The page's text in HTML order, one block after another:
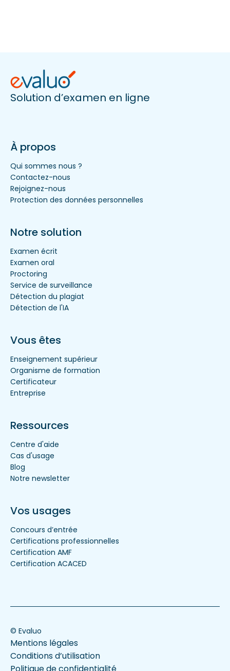
Solution d’examen en ligne
À propos
Qui sommes nous ?
Contactez-nous
Rejoignez-nous
Protection des données personnelles
Notre solution
Examen écrit
Examen oral
Proctoring
Service de surveillance
Détection du plagiat
Détection de l'IA
Vous êtes
Enseignement supérieur
Organisme de formation
Certificateur
Entreprise
Ressources
Centre d'aide
Cas d'usage
Blog
Notre newsletter
Vos usages
Concours d’entrée
Certifications professionnelles
Certification AMF
Certification ACACED
© Evaluo
Mentions légales
Conditions d’utilisation